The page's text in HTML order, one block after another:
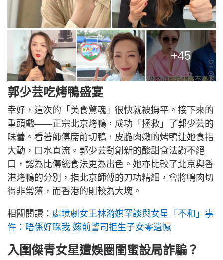
+45
郭少芸吃烤鴨盛宴
幸好，這次的「美食驚魂」很快就被撫平。接下來的
重頭戲——正宗北京烤鴨，成功「拯救」了郭少芸的
味蕾。看著師傅席前切鴨，皮脆肉嫩的烤鴨让她食指
大動，口水直流。郭少芸對創新的酸甜食法讚不絕
口，認為比傳統食法更為出色。她亦比較了北京與香
港烤鴨的分別，指北京師傅的刀功精細，會將鴨肉切
得非常薄，而香港的則較為大塊。
相關閱讀： 處境劇女王林漪娸罕談與女星「不和」事
件：唔係好睬我 嫁前警司拒生子女零遺憾
入圍傑青女星遭娛圈閨蜜設局詐騙？